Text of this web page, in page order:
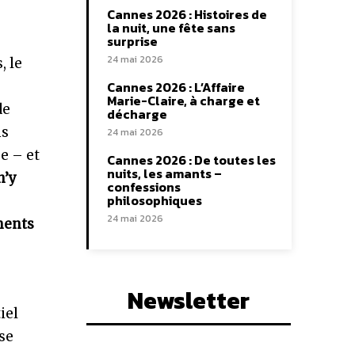
le
– et
Cannes 2026 : Histoires de
la nuit, une fête sans
surprise
24 mai 2026
Cannes 2026 : L’Affaire
Marie-Claire, à charge et
décharge
24 mai 2026
Cannes 2026 : De toutes les
nuits, les amants –
confessions
philosophiques
24 mai 2026
Newsletter